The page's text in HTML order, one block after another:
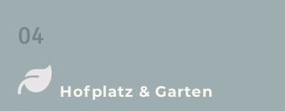
04
 Hofplatz & Garten